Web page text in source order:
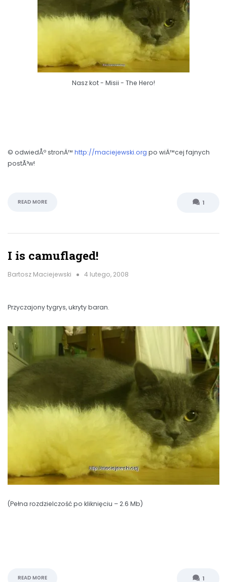
Nasz kot - Misii - The Hero!
© odwiedÅº stronÄ™ http://maciejewski.org po wiÄ™cej fajnych
postÃ³w!
READ MORE 1
I is camuflaged!
Bartosz Maciejewski 4 lutego, 2008
Przyczajony tygrys, ukryty baran.
(Pełna rozdzielczość po kliknięciu – 2.6 Mb)
READ MORE 1